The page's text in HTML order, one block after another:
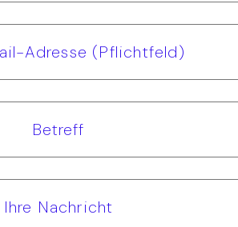
Adresse (Pflichtfeld)
Betreff
Ihre Nachricht